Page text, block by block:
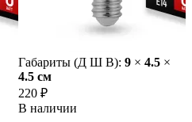
Габариты (Д Ш В): 9 × 4.5 ×
4.5 cм
220 ₽
В наличии